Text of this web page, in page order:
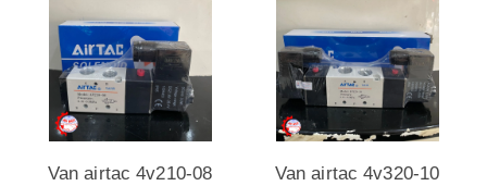
Van airtac 4v210-08 Van airtac 4v320-10